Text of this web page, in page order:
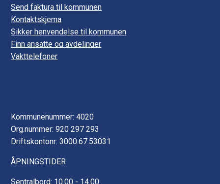
Send faktura til kommunen
Kontaktskjema
Sikker henvendelse til kommunen
Finn ansatte og avdelinger
Vakttelefoner
Kommunenummer: 4020
Org.nummer: 920 297 293
Driftskontonr: 3000.67.53031
ÅPNINGSTIDER
Sentralbord: 10.00 - 14.00